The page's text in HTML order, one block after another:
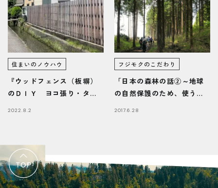
住まいのノウハウ
『ウッドフェンス（板塀）
のＤＩＹ ヨコ張り・タテ
2022.8.2
フジモクのこだわり
「日本の森林の話②～地球
の自然保護のため、使うた
2017.6.28